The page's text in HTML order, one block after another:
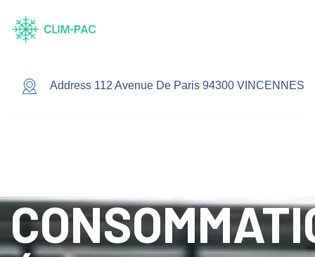
Address 112 Avenue De Paris 94300 VINCENNES